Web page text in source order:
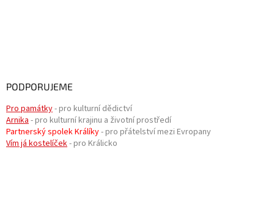
PODPORUJEME
Pro památky- pro kulturní dědictví
Arnika- pro kulturní krajinu a životní prostředí
Partnerský spolek Králíky- pro přátelství mezi Evropany
Vím já kostelíček- pro Králicko